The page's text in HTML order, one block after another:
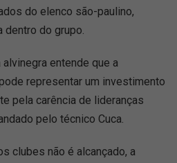
do elenco são-paulino,
dentro do grupo.
entende que a
representar um investimento
pela carência de lideranças
pelo técnico Cuca.
clubes não é alcançado, a